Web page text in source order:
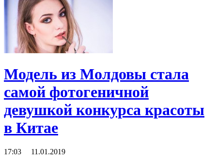
Модель из Молдовы стала
самой фотогеничной
девушкой конкурса красоты
в Китае
17:03 11.01.2019